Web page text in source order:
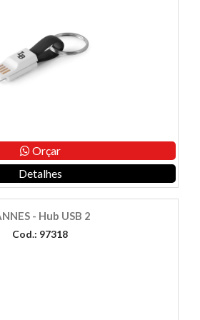
Orçar
Detalhes
- Hub USB 2
Cod.: 97318